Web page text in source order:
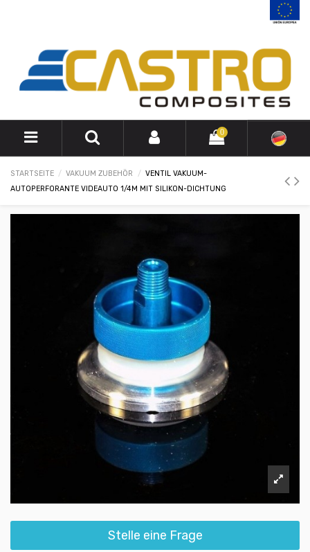
0
STARTSEITE VAKUUM ZUBEHÖR
VENTIL VAKUUM-
AUTOPERFORANTE VIDEAUTO 1/4M MIT SILIKON-DICHTUNG
Stelle eine Frage